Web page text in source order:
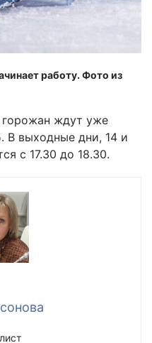
работу. Фото из
горожан ждут уже
В выходные дни, 14 и
с 17.30 до 18.30.